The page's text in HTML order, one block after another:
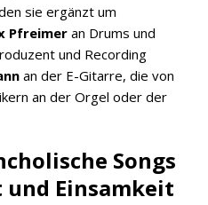
sie ergänzt um
Pfreimer an Drums und
und Recording
an der E-Gitarre, die von
an der Orgel oder der
Songs
Einsamkeit